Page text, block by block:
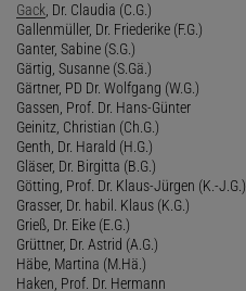
Gack , Dr. Claudia (C.G.)
Gallenmüller, Dr. Friederike (F.G.)
Ganter, Sabine (S.G.)
Gärtig, Susanne (S.Gä.)
Gärtner, PD Dr. Wolfgang (W.G.)
Gassen, Prof. Dr. Hans-Günter
Geinitz, Christian (Ch.G.)
Genth, Dr. Harald (H.G.)
Gläser, Dr. Birgitta (B.G.)
Götting, Prof. Dr. Klaus-Jürgen (K.-J.G.)
Grasser, Dr. habil. Klaus (K.G.)
Grieß, Dr. Eike (E.G.)
Grüttner, Dr. Astrid (A.G.)
Häbe, Martina (M.Hä.)
Haken, Prof. Dr. Hermann